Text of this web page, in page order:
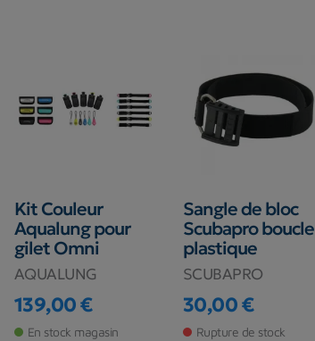
Kit Couleur
Aqualung pour
gilet Omni
AQUALUNG
Prix
139,00 €
En stock magasin
Sangle de bloc
Scubapro boucle
plastique
SCUBAPRO
Prix
30,00 €
Rupture de stock